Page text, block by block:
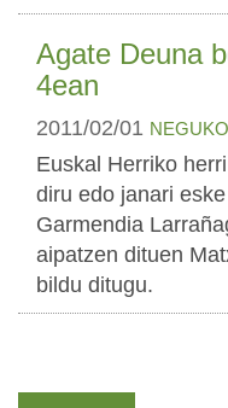
Agate Deuna
4ean
2011/02/01
Euskal Herriko
diru edo janari
Garmendia
aipatzen dituen
bildu ditugu.